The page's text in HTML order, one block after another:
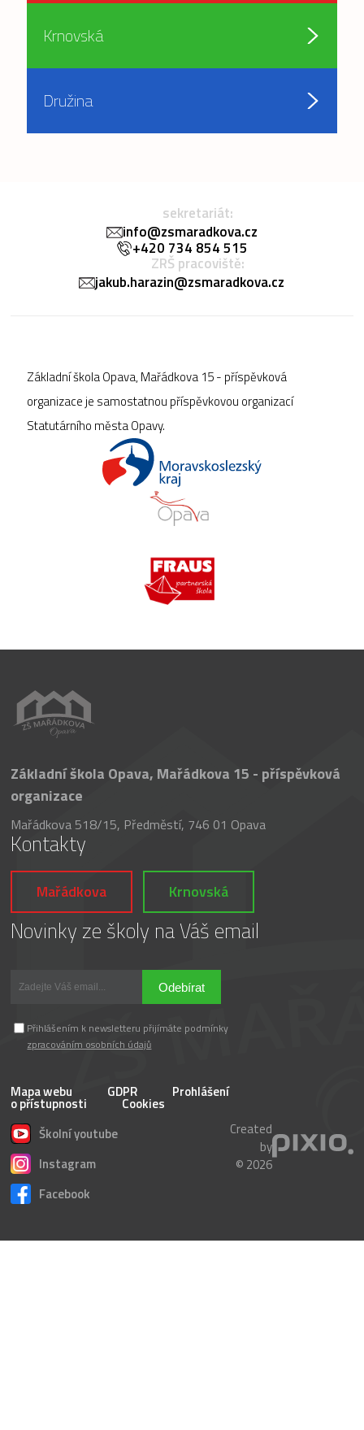
Krnovská
Družina
sekretariát:
info@zsmaradkova.cz
+420 734 854 515
ZRŠ pracoviště:
jakub.harazin@zsmaradkova.cz
Základní škola Opava, Mařádkova 15 - příspěvková
organizace je samostatnou příspěvkovou organizací
Statutárního města Opavy.
Základní škola Opava, Mařádkova 15 - příspěvková
organizace
Mařádkova 518/15, Předměstí, 746 01 Opava
Kontakty
Mařádkova Krnovská
Novinky ze školy na Váš email
Odebírat
Přihlášením k newsletteru přijímáte podmínky
zpracováním osobních údajů
Mapa webu GDPR Prohlášení
o přístupnosti
Cookies
Školní youtube
Instagram
Facebook
Created
by
© 2026